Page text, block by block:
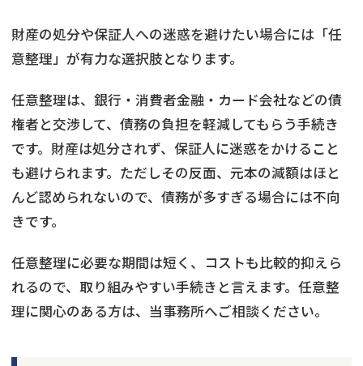
財産の処分や保証人への迷惑を避けたい場合には「任
意整理」が有力な選択肢となります。
任意整理は、銀行・消費者金融・カード会社などの債
権者と交渉して、債務の負担を軽減してもらう手続き
です。財産は処分されず、保証人に迷惑をかけること
も避けられます。ただしその反面、元本の減額はほと
んど認められないので、債務が多すぎる場合には不向
きです。
任意整理に必要な期間は短く、コストも比較的抑えら
れるので、取り組みやすい手続きと言えます。任意整
理に関心のある方は、当事務所へご相談ください。